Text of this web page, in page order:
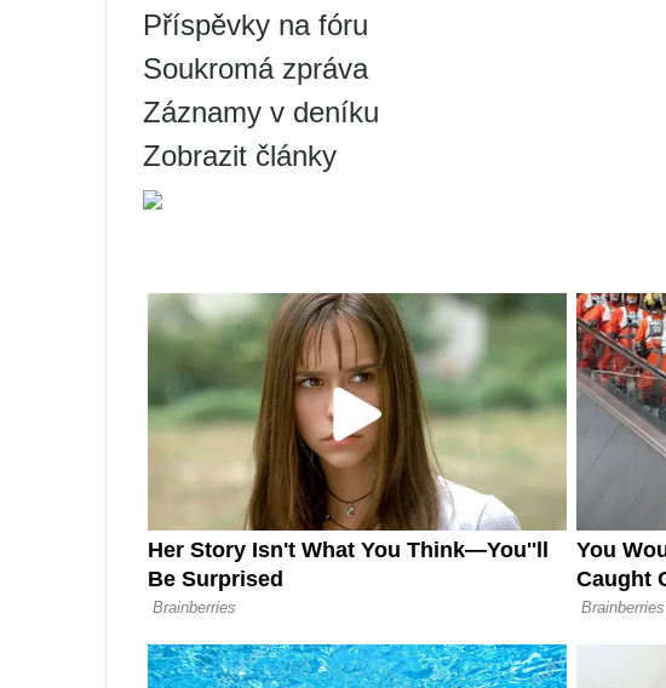
Příspěvky na fóru
Soukromá zpráva
Záznamy v deníku
Zobrazit články